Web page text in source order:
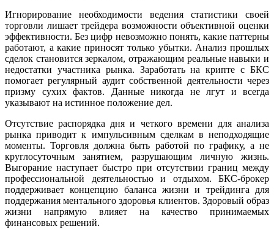
Игнорирование необходимости ведения статистики своей
торговли лишает трейдера возможности объективной оценки
эффективности. Без цифр невозможно понять, какие паттерны
работают, а какие приносят только убытки. Анализ прошлых
сделок становится зеркалом, отражающим реальные навыки и
недостатки участника рынка. Заработать на крипте с БКС
помогает регулярный аудит собственной деятельности через
призму сухих фактов. Данные никогда не лгут и всегда
указывают на истинное положение дел.
Отсутствие распорядка дня и четкого времени для анализа
рынка приводит к импульсивным сделкам в неподходящие
моменты. Торговля должна быть работой по графику, а не
круглосуточным занятием, разрушающим личную жизнь.
Выгорание наступает быстро при отсутствии границ между
профессиональной деятельностью и отдыхом. БКС-брокер
поддерживает концепцию баланса жизни и трейдинга для
поддержания ментального здоровья клиентов. Здоровый образ
жизни напрямую влияет на качество принимаемых
финансовых решений.